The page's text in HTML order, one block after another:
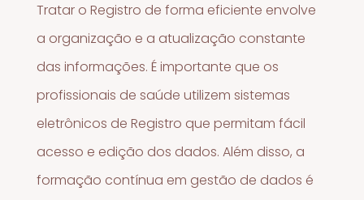
Tratar o Registro de forma eficiente envolve
a organização e a atualização constante
das informações. É importante que os
profissionais de saúde utilizem sistemas
eletrônicos de Registro que permitam fácil
acesso e edição dos dados. Além disso, a
formação contínua em gestão de dados é